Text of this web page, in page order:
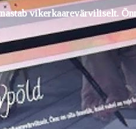
vikerkaarevärviliselt.